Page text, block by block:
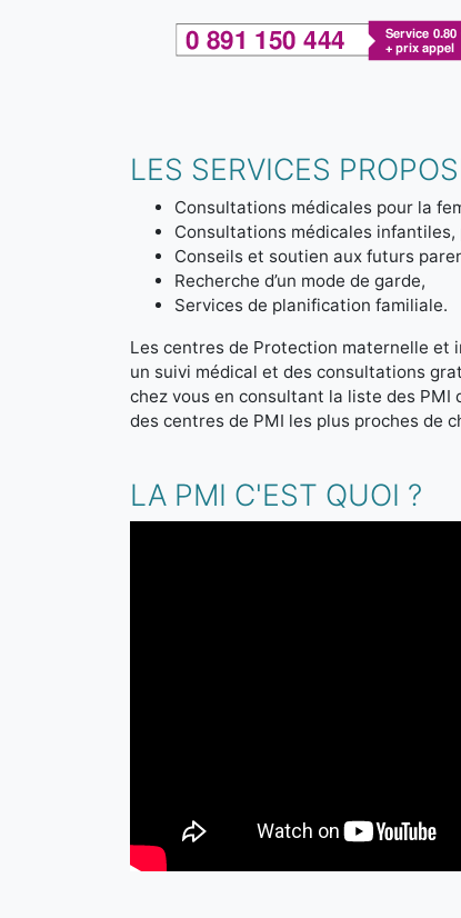
LES SERVICES
Consultations médicales pour la
Consultations médicales infantiles,
Conseils et soutien aux futurs
Recherche d’un mode de garde,
Services de planification familiale.
Les centres de Protection maternelle et
un suivi médical et des consultations
chez vous en consultant la liste des
des centres de PMI les plus proches de
LA PMI C'EST QUOI ?